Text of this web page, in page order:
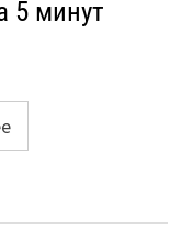
5 минут